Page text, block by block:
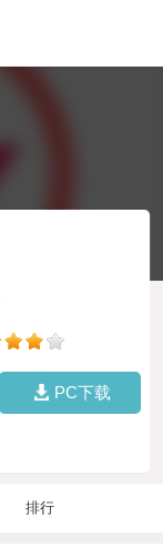
PC下载
排行